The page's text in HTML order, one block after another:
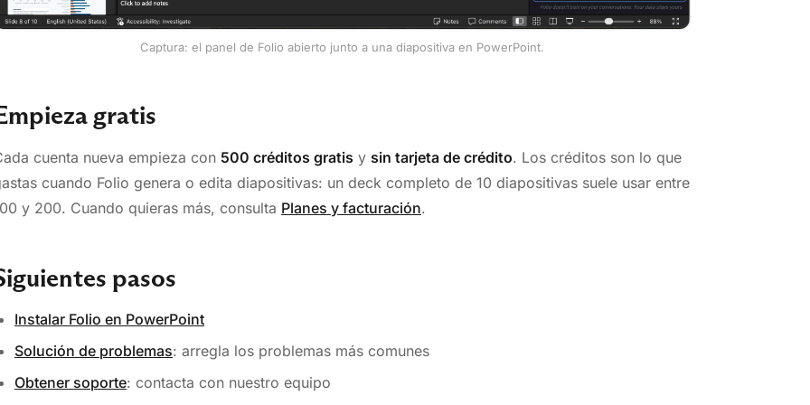
Captura: el panel de Folio abierto junto a una diapositiva en PowerPoint.
gratis
cuenta nueva empieza con 500 créditos gratis y sin tarjeta de crédito. Los créditos son lo que
cuando Folio genera o edita diapositivas: un deck completo de 10 diapositivas suele usar entre
y 200. Cuando quieras más, consulta Planes y facturación.
pasos
Instalar Folio en PowerPoint
Solución de problemas: arregla los problemas más comunes
Obtener soporte: contacta con nuestro equipo